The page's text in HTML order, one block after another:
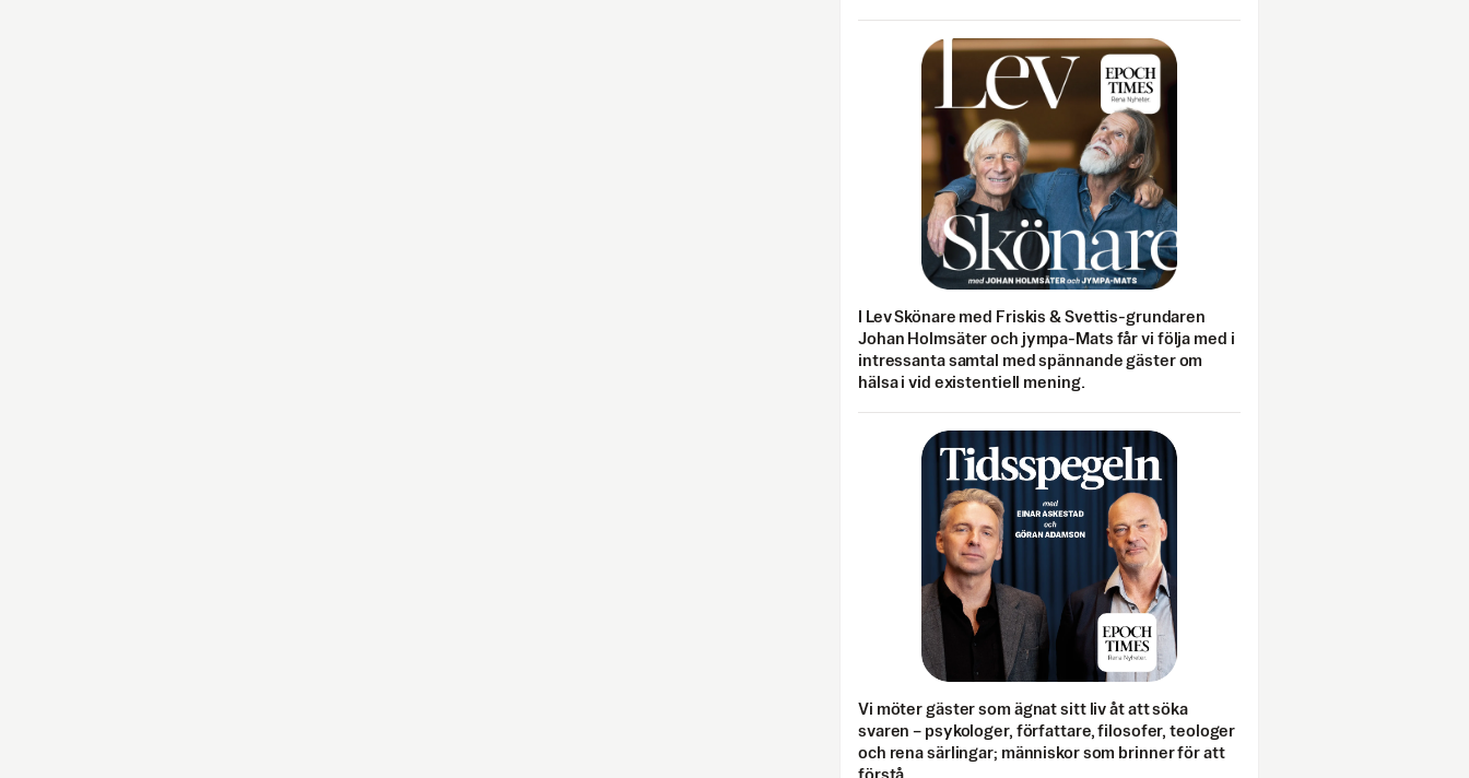
I Lev Skönare med Friskis & Svettis-grundaren
Johan Holmsäter och jympa-Mats får vi följa med i
intressanta samtal med spännande gäster om
hälsa i vid existentiell mening.
Vi möter gäster som ägnat sitt liv åt att söka
svaren – psykologer, författare, filosofer, teologer
och rena särlingar; människor som brinner för att